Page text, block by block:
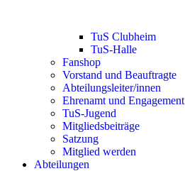
TuS Clubheim
TuS-Halle
Fanshop
Vorstand und Beauftragte
Abteilungsleiter/innen
Ehrenamt und Engagement
TuS-Jugend
Mitgliedsbeiträge
Satzung
Mitglied werden
Abteilungen